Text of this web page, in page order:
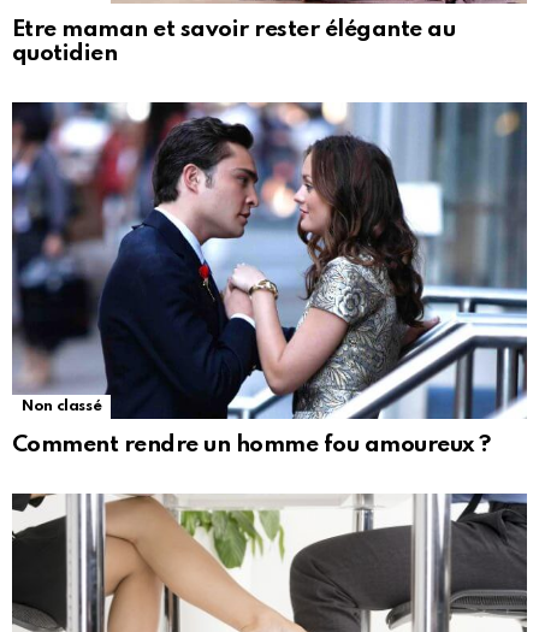
Etre maman et savoir rester élégante au
quotidien
Non classé
Comment rendre un homme fou amoureux ?